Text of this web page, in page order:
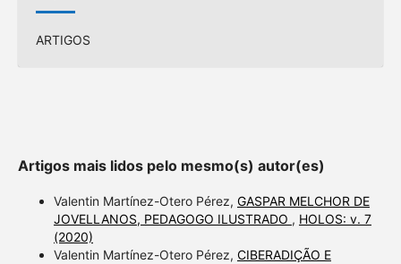
ARTIGOS
Artigos mais lidos pelo mesmo(s) autor(es)
Valentin Martínez-Otero Pérez, GASPAR MELCHOR DE
JOVELLANOS, PEDAGOGO ILUSTRADO , HOLOS: v. 7
(2020)
Valentin Martínez-Otero Pérez, CIBERADIÇÃO E